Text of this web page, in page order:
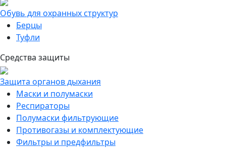
Обувь для охранных структур
Берцы
Туфли
Средства защиты
Защита органов дыхания
Маски и полумаски
Респираторы
Полумаски фильтрующие
Противогазы и комплектующие
Фильтры и предфильтры